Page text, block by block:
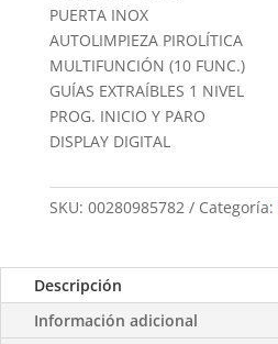
PUERTA INOX
AUTOLIMPIEZA PIROLÍTICA
MULTIFUNCIÓN (10 FUNC.)
GUÍAS EXTRAÍBLES 1 NIVEL
PROG. INICIO Y PARO
DISPLAY DIGITAL
SKU: 00280985782 Categoría:
Descripción
Información adicional